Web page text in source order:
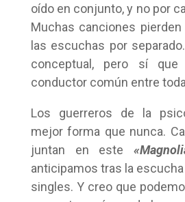
oído en conjunto, y no por
Muchas canciones
las escuchas por
conceptual, pero sí
conductor común entre
Los guerreros de la
mejor forma que nunca.
juntan en este
anticipamos tras la
singles. Y creo que